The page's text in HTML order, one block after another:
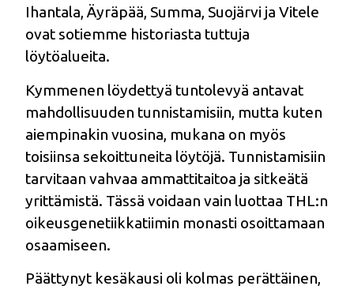
Ihantala, Äyräpää, Summa, Suojärvi ja Vitele
ovat sotiemme historiasta tuttuja
löytöalueita.
Kymmenen löydettyä tuntolevyä antavat
mahdollisuuden tunnistamisiin, mutta kuten
aiempinakin vuosina, mukana on myös
toisiinsa sekoittuneita löytöjä. Tunnistamisiin
tarvitaan vahvaa ammattitaitoa ja sitkeätä
yrittämistä. Tässä voidaan vain luottaa THL:n
oikeusgenetiikkatiimin monasti osoittamaan
osaamiseen.
Päättynyt kesäkausi oli kolmas perättäinen,